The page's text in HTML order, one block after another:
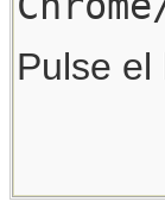
Pulse el